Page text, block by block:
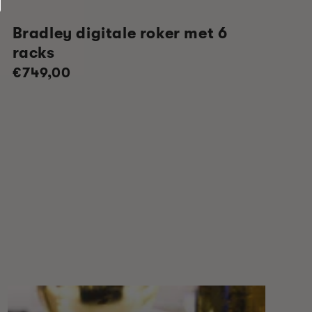
Bradley digitale roker met 6
racks
Normale
€749,00